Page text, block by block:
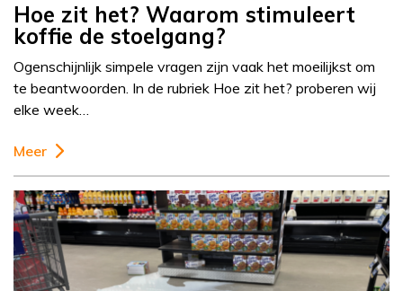
Hoe zit het? Waarom stimuleert
koffie de stoelgang?
Ogenschijnlijk simpele vragen zijn vaak het moeilijkst om
te beantwoorden. In de rubriek Hoe zit het? proberen wij
elke week…
Meer